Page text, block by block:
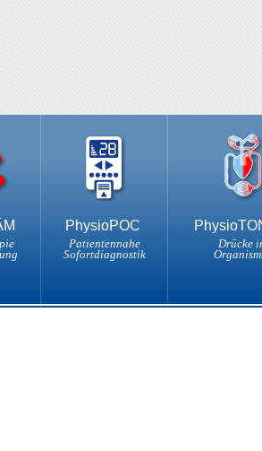
PhysioPOC
Patientennahe
Sofortdiagnostik
Drücke